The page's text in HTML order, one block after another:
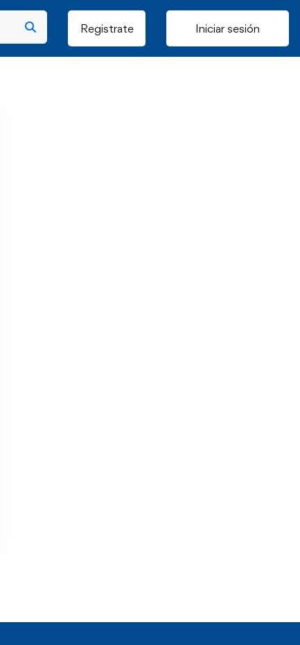
Registrate Iniciar sesión